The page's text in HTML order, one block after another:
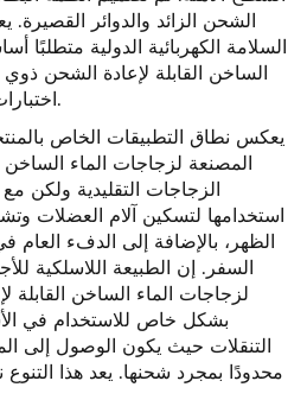
الشحن الزائد والدوائر القصيرة.
السلامة الكهربائية الدولية متطلبًا
الساخن القابلة لإعادة الشحن
اختبارات شاملة طوال دورة الإنتاج.
يعكس نطاق التطبيقات الخاص
المصنعة لزجاجات الماء الساخن
الزجاجات التقليدية ولكن مع
استخدامها لتسكين آلام العضلات
الظهر، بالإضافة إلى الدفء العام
السفر. إن الطبيعة اللاسلكية
لزجاجات الماء الساخن القابلة
بشكل خاص للاستخدام في
التنقلات حيث يكون الوصول إلى
محدودًا بمجرد شحنها. يعد هذا